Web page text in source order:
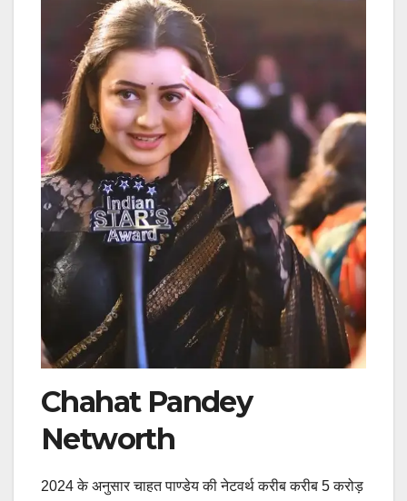
Chahat Pandey
Networth
2024 के अनुसार चाहत पाण्डेय की नेटवर्थ करीब करीब 5 करोड़